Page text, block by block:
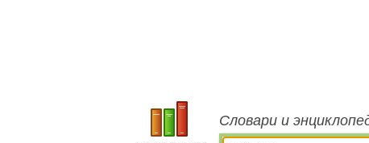
Словари и